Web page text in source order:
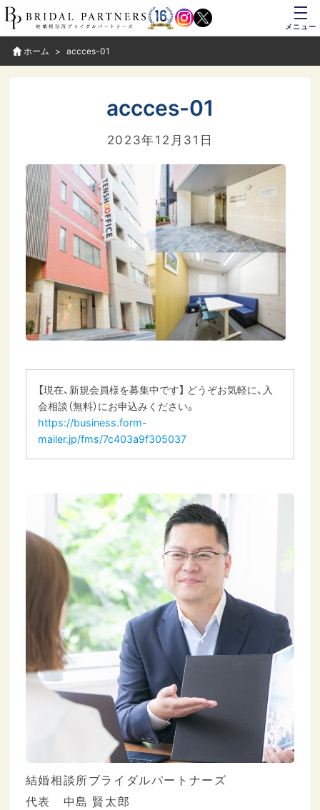
メニュー
ホーム accces-01
accces-01
2023年12月31日
【現在、新規会員様を募集中です】 どうぞお気軽に、入
会相談（無料）にお申込みください。
https://business.form-
mailer.jp/fms/7c403a9f305037
結婚相談所ブライダルパートナーズ
代表 中島 賢太郎